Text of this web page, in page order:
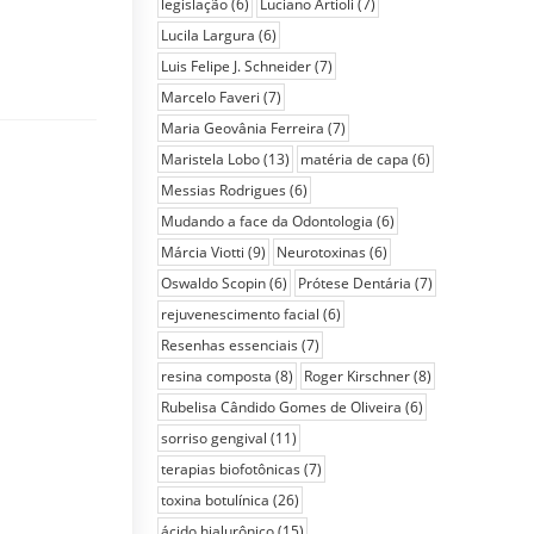
legislação(6) Luciano Artioli (7)
Lucila Largura (6)
Luis Felipe J. Schneider(7)
Marcelo Faveri (7)
Maria Geovânia Ferreira (7)
Maristela Lobo(13) matéria de capa (6)
Messias Rodrigues (6)
Mudando a face da Odontologia (6)
Márcia Viotti (9) Neurotoxinas (6)
Oswaldo Scopin(6) Prótese Dentária (7)
rejuvenescimento facial (6)
Resenhas essenciais (7)
resina composta (8) Roger Kirschner(8)
Rubelisa Cândido Gomes de Oliveira (6)
sorriso gengival (11)
terapias biofotônicas (7)
toxina botulínica (26)